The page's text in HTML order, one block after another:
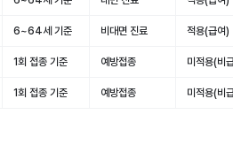
6~64세 기준 비대면 진료 적용(급여)
1회 접종 기준 예방접종 미적용(비
1회 접종 기준 예방접종 미적용(비